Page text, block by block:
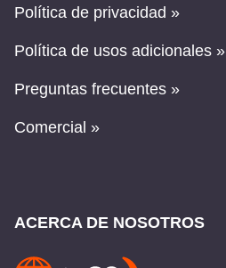
Política de privacidad »
Política de usos adicionales »
Preguntas frecuentes »
Comercial »
ACERCA DE NOSOTROS